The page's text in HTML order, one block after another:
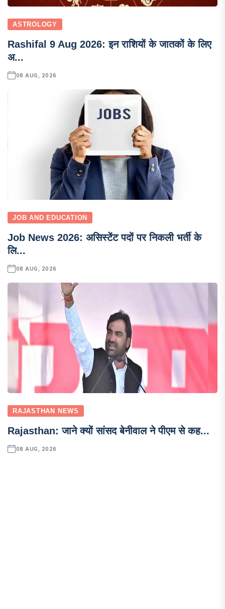
ASTROLOGY
Rashifal 9 Aug 2026: इन राशियों के जातकों के लिए
अ...
08 AUG, 2026
JOB AND EDUCATION
Job News 2026: असिस्टेंट पदों पर निकली भर्ती के
लि...
08 AUG, 2026
RAJASTHAN NEWS
Rajasthan: जाने क्यों सांसद बेनीवाल ने पीएम से कह...
08 AUG, 2026